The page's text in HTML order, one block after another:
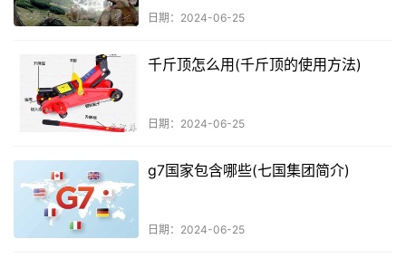
日期：2024-06-25
千斤顶怎么用(千斤顶的使用方法)
日期：2024-06-25
g7国家包含哪些(七国集团简介)
日期：2024-06-25